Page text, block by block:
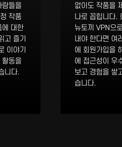
람들을
작품
에 대한
고 즐기
이야기
활동을
니다.
없이도 작품을
나로 꼽힙니다.
뉴토끼 VPN으
내야 한다면 여
에 회원가입을
에 접근성이 우
보고 경험을 쌓
습니다.